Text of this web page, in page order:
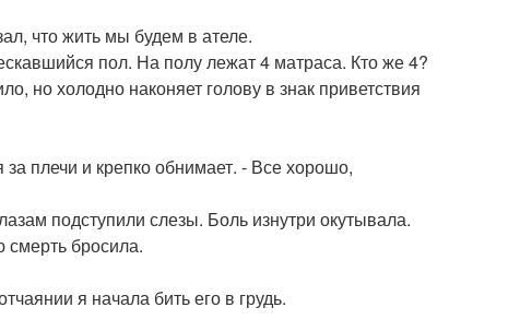
что жить мы будем в ателе.
пол. На полу лежат 4 матраса. Кто же 4?
но холодно наконяет голову в знак приветствия
плечи и крепко обнимает. - Все хорошо,
подступили слезы. Боль изнутри окутывала.
бросила.
я начала бить его в грудь.